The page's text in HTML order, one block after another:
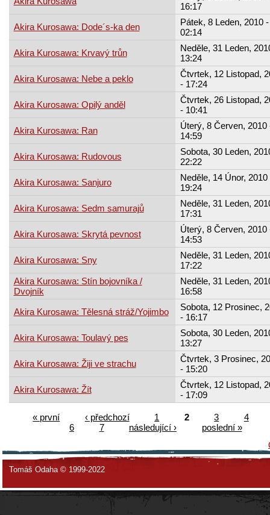
16:17
Akira Kurosawa: Dode´s-ka den
Pátek, 8 Leden, 2010 -
02:14
Akira Kurosawa: Krvavý trůn
Neděle, 31 Leden,
13:24
Akira Kurosawa: Nebe a peklo
Čtvrtek, 12 Listopad,
- 17:24
Akira Kurosawa: Opilý anděl
Čtvrtek, 26 Listopad,
- 10:41
Akira Kurosawa: Ran
Úterý, 8 Červen, 2010
14:59
Akira Kurosawa: Rudovous
Sobota, 30 Leden,
22:22
Akira Kurosawa: Sanjuro
Neděle, 14 Únor, 2010
19:24
Akira Kurosawa: Sedm samurajů
Neděle, 31 Leden,
17:31
Akira Kurosawa: Skrytá pevnost
Úterý, 8 Červen, 2010
14:53
Akira Kurosawa: Sny
Neděle, 31 Leden,
17:22
Akira Kurosawa: Stín bojovníka /
Dvojník
Neděle, 31 Leden,
16:58
Akira Kurosawa: Tělesná stráž/Yojimbo
Sobota, 12 Prosinec,
- 16:17
Akira Kurosawa: Toulavý pes
Sobota, 30 Leden,
13:27
Akira Kurosawa: Žiji ve strachu
Čtvrtek, 3 Prosinec,
- 15:20
Akira Kurosawa: Žít
Čtvrtek, 12 Listopad,
- 17:09
« první ‹ předchozí 1 2 3
4
6
7 následující ›
poslední »
Tomáš Odaha © 1999-2022